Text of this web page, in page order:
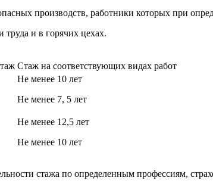
производств, работники которых при
и в горячих цехах.
Стаж на соответствующих видах работ
Не менее 10 лет
Не менее 7, 5 лет
Не менее 12,5 лет
Не менее 10 лет
стажа по определенным профессиям,